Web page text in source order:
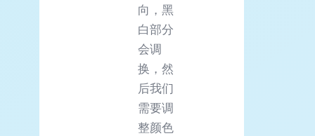
向，黑
白部分
会调
换，然
后我们
需要调
整颜色